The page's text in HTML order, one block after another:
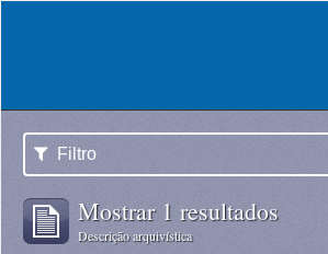
Filtro
Mostrar 1 resultados
Descrição arquivística